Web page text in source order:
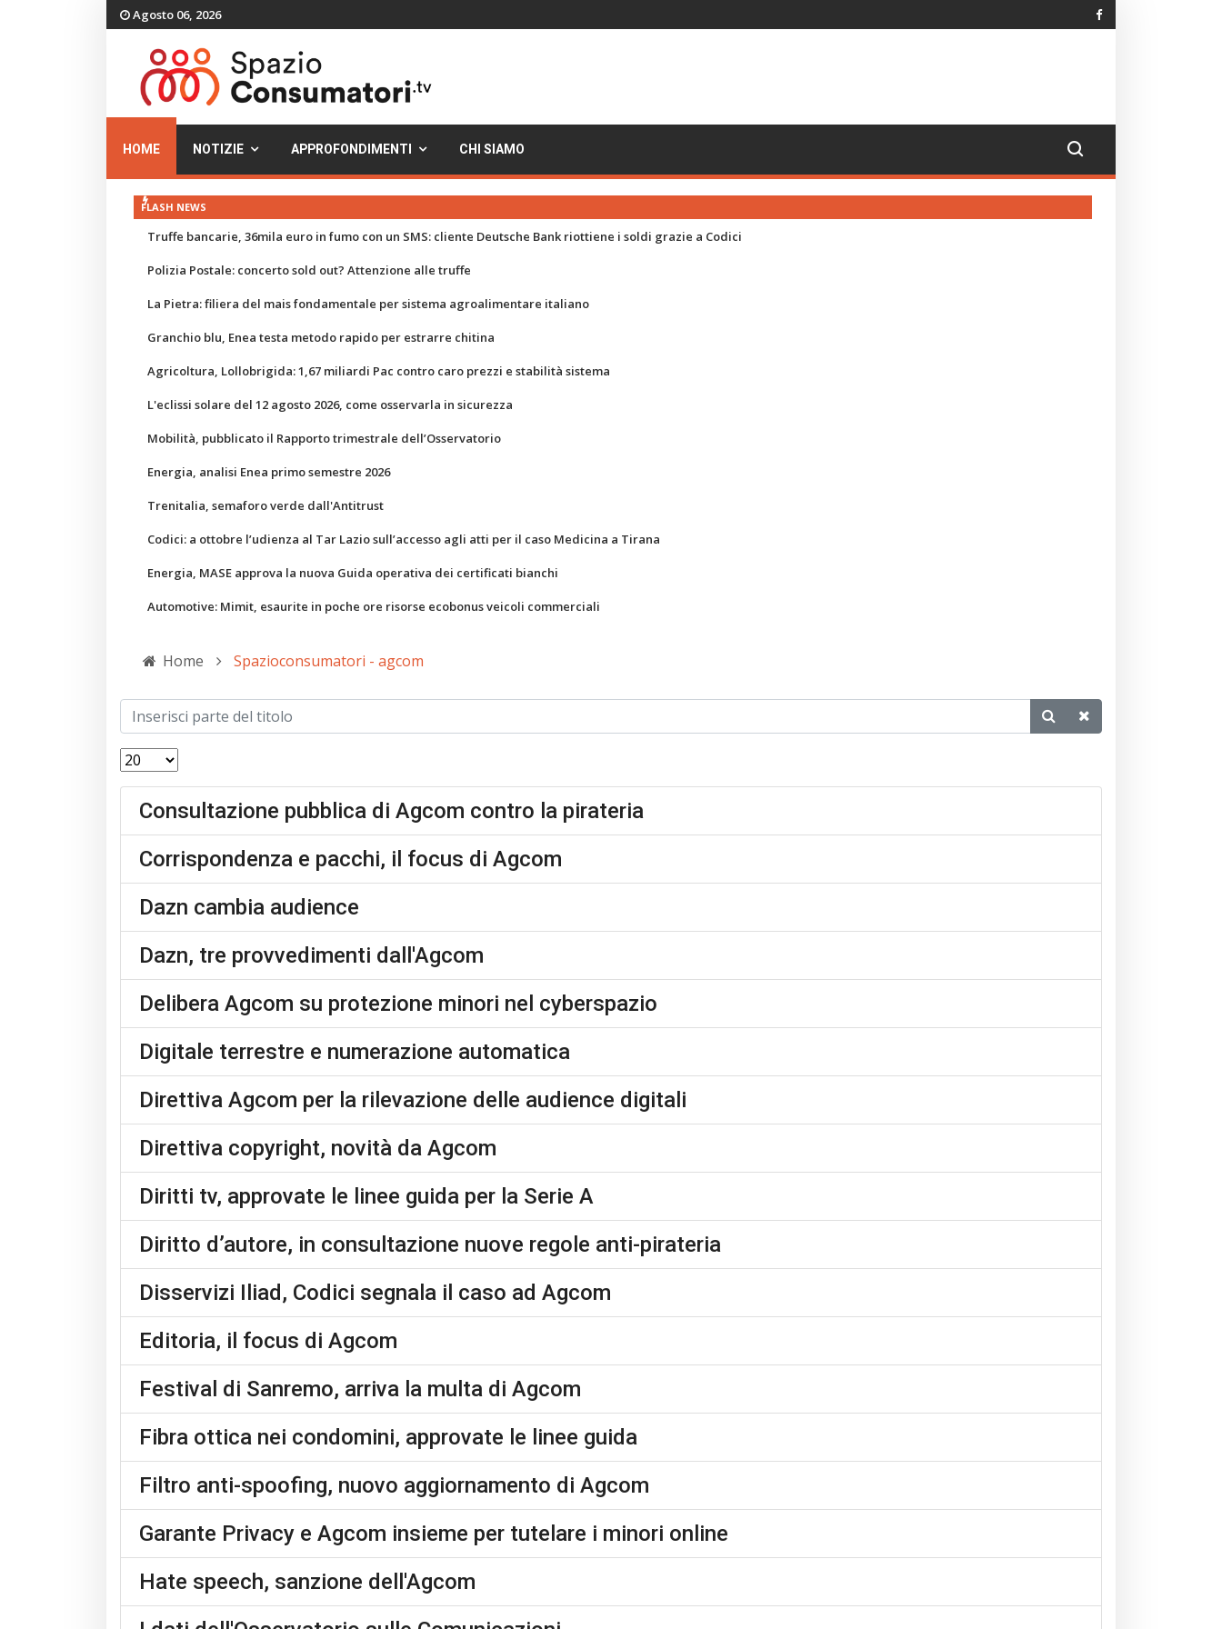
Agosto 06, 2026
HOME NOTIZIE APPROFONDIMENTI CHI SIAMO
FLASH NEWS
Truffe bancarie, 36mila euro in fumo con un SMS: cliente Deutsche Bank riottiene i soldi grazie a Codici
Polizia Postale: concerto sold out? Attenzione alle truffe
La Pietra: filiera del mais fondamentale per sistema agroalimentare italiano
Granchio blu, Enea testa metodo rapido per estrarre chitina
Agricoltura, Lollobrigida: 1,67 miliardi Pac contro caro prezzi e stabilità sistema
L'eclissi solare del 12 agosto 2026, come osservarla in sicurezza
Mobilità, pubblicato il Rapporto trimestrale dell’Osservatorio
Energia, analisi Enea primo semestre 2026
Trenitalia, semaforo verde dall'Antitrust
Codici: a ottobre l’udienza al Tar Lazio sull’accesso agli atti per il caso Medicina a Tirana
Energia, MASE approva la nuova Guida operativa dei certificati bianchi
Automotive: Mimit, esaurite in poche ore risorse ecobonus veicoli commerciali
Home Spazioconsumatori - agcom
Consultazione pubblica di Agcom contro la pirateria
Corrispondenza e pacchi, il focus di Agcom
Dazn cambia audience
Dazn, tre provvedimenti dall'Agcom
Delibera Agcom su protezione minori nel cyberspazio
Digitale terrestre e numerazione automatica
Direttiva Agcom per la rilevazione delle audience digitali
Direttiva copyright, novità da Agcom
Diritti tv, approvate le linee guida per la Serie A
Diritto d’autore, in consultazione nuove regole anti-pirateria
Disservizi Iliad, Codici segnala il caso ad Agcom
Editoria, il focus di Agcom
Festival di Sanremo, arriva la multa di Agcom
Fibra ottica nei condomini, approvate le linee guida
Filtro anti-spoofing, nuovo aggiornamento di Agcom
Garante Privacy e Agcom insieme per tutelare i minori online
Hate speech, sanzione dell'Agcom